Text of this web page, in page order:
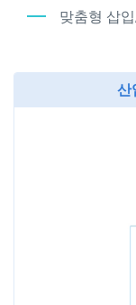
맞춤형 삽
산